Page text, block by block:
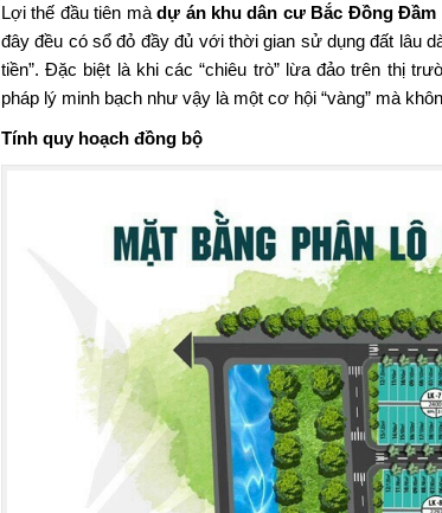
Lợi thế đầu tiên màdự án khu dân cư Bắc Đồng Đầm
đây đều có sổ đỏ đầy đủ với thời gian sử dụng đất lâu
tiền”. Đặc biệt là khi các “chiêu trò” lừa đảo trên thị
pháp lý minh bạch như vậy là một cơ hội “vàng” mà
Tính quy hoạch đồng bộ